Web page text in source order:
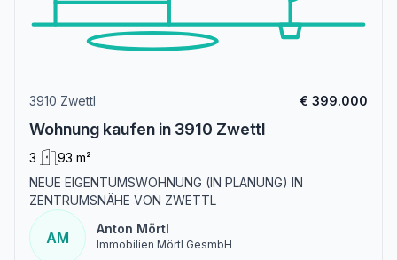
3910 Zwettl € 399.000
Wohnung kaufen in 3910 Zwettl
3
93 m²
NEUE EIGENTUMSWOHNUNG (IN PLANUNG) IN
ZENTRUMSNÄHE VON ZWETTL
AM
Anton Mörtl
Immobilien Mörtl GesmbH